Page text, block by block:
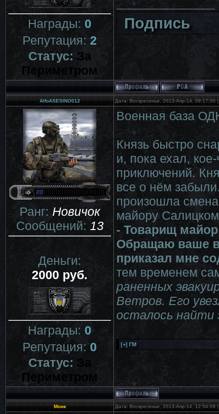
Награды:0
Репутация:2
Статус:За
Периметром
Подпись
AlfoASESINO012 Дата: Воскресенье, 2013-Апр-14,
Ранг:Новичок
Сообщений:13
Деньги:
2000 руб.
Награды:0
Репутация:0
Статус:За
Периметром
Военная база
Князь быстро
и, пока ехал,
приключений.
все о нём
произошла
майору
- Товарищ
Обращаю ваше
приказал мне
тем временем
раненных
Ветров. Его
осталось найти
Монк Дата: Воскресенье, 2013-Апр-14,